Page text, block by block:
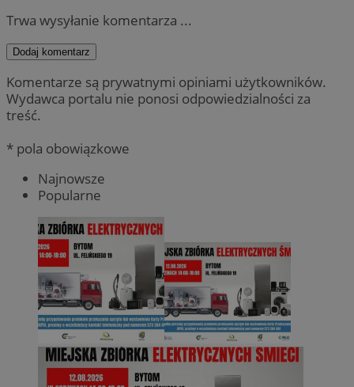
Trwa wysyłanie komentarza ...
Dodaj komentarz
Komentarze są prywatnymi opiniami użytkowników.
Wydawca portalu nie ponosi odpowiedzialności za
treść.
* pola obowiązkowe
Najnowsze
Popularne